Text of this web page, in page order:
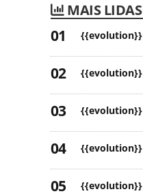
MAIS LIDAS
{{evolution}}
{{evolution}}
{{evolution}}
{{evolution}}
{{evolution}}